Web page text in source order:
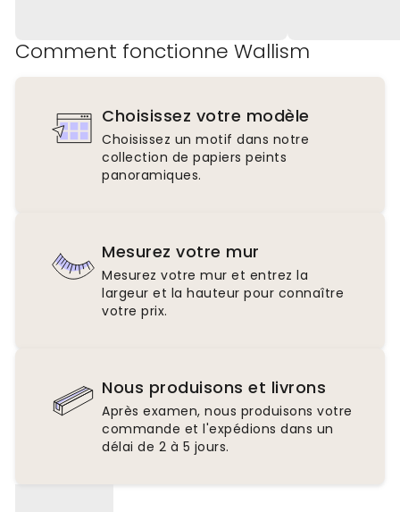
Comment fonctionne Wallism
Choisissez votre modèle
Choisissez un motif dans notre
collection de papiers peints
panoramiques.
Mesurez votre mur
Mesurez votre mur et entrez la
largeur et la hauteur pour connaître
votre prix.
Nous produisons et livrons
Après examen, nous produisons votre
commande et l'expédions dans un
délai de 2 à 5 jours.